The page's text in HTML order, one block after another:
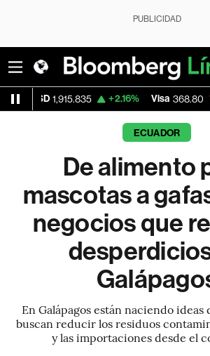
PUBLICIDAD
+2.16% Visa 368.80 -0.21%
ECUADOR
De alimento
mascotas a
negocios que
En Galápagos están naciendo ideas
buscan reducir los residuos
y las importaciones desde el